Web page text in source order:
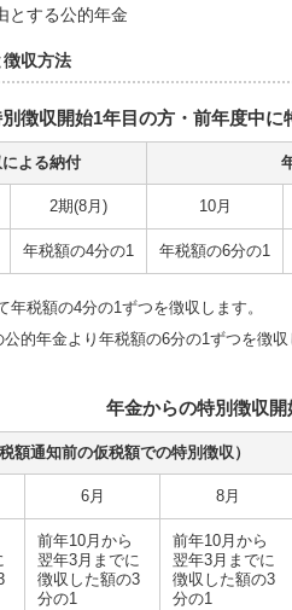
とする公的年金
収方法
徴収開始1年目の方・前年度中に
よる納付
2期(8月) 10月
年税額の4分の1 年税額の6分の1
年税額の4分の1ずつを徴収します。
的年金より年税額の6分の1ずつを徴収
年金からの特別徴収
額通知前の仮税額での特別徴収）
6月 8月
前年10月から
翌年3月までに
徴収した額の3
分の1
前年10月から
翌年3月までに
徴収した額の3
分の1